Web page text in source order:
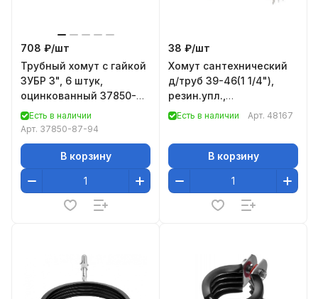
708 ₽/шт
Трубный хомут с гайкой
ЗУБР 3", 6 штук,
оцинкованный 37850-
87-94
Есть в наличии
Арт. 37850-87-94
В корзину
38 ₽/шт
Хомут сантехнический
д/труб 39-46(1 1/4"),
резин.упл.,
шпилька+дюбель, 1 шт.,
Есть в наличии Арт. 48167
В корзину